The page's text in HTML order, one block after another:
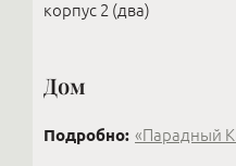
корпус 2 (два)
Дом
Подробно: «Парадный